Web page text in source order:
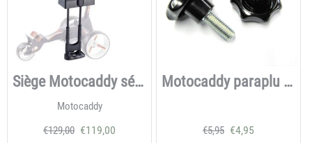
Siège Motocaddy série M
Motocaddy
€129,00 €119,00
Motocaddy paraplu vastzet knop
€5,95 €4,95